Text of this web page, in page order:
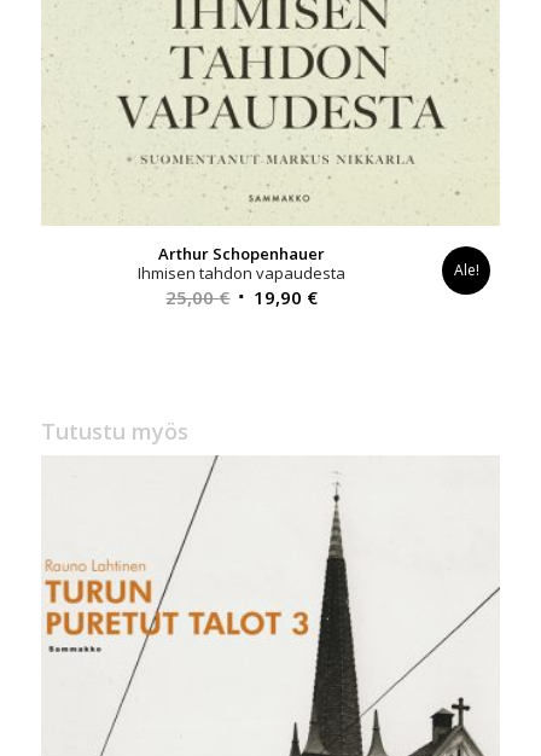
Arthur Schopenhauer
Ihmisen tahdon vapaudesta
25,00€ Alkuperäinen
19,90 €Nykyinen
Ale!
Tutustu myös